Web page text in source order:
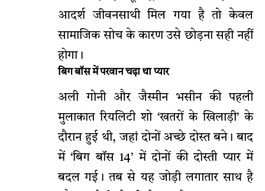
आदर्श जीवनसाथी मिल गया है तो केवल
सामाजिक सोच के कारण उसे छोड़ना सही नहीं
होगा।
बिग बॉस में परवान चढ़ा था प्यार
अली गोनी और जैस्मीन भसीन की पहली
मुलाकात रियलिटी शो ‘खतरों के खिलाड़ी’ के
दौरान हुई थी, जहां दोनों अच्छे दोस्त बने। बाद
में ‘बिग बॉस 14’ में दोनों की दोस्ती प्यार में
बदल गई। तब से यह जोड़ी लगातार साथ है